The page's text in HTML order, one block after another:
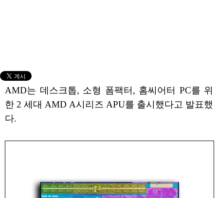
AMD는 데스크톱, 소형 폼팩터, 홈씨어터 PC를 위
한 2 세대 AMD A시리즈 APU를 출시했다고 발표했
다.